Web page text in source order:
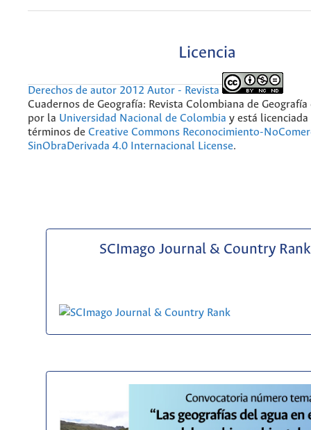
Licencia
Derechos de autor 2012 Autor - Revista
Cuadernos de Geografía: Revista Colombiana de Geografía
por la Universidad Nacional de Colombia y está
términos de Creative Commons Reconocimiento-
SinObraDerivada 4.0 Internacional License.
SCImago Journal & Country Rank